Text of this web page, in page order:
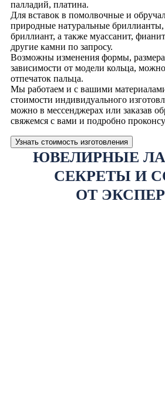
палладий, платина.
Для вставок в помолвочные и
природные натуральные
бриллиант, а также муассанит,
другие камни по запросу.
Возможны изменения формы,
зависимости от модели кольца,
отпечаток пальца.
Мы работаем и с вашими
стоимости индивидуального
можно в мессенджерах или заказав
свяжемся с вами и подробно
Узнать стоимость изготовления
ЮВЕЛИРНЫЕ
СЕКРЕТЫ И
ОТ